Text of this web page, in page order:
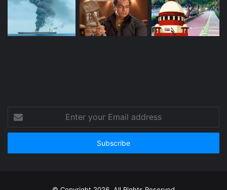
your
Email